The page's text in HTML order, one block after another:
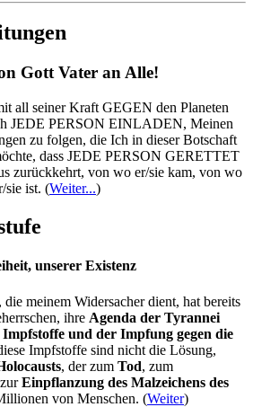
Gott Vater an Alle!
all seiner Kraft GEGEN den Planeten
JEDE PERSON EINLADEN, Meinen
zu folgen, die Ich in dieser Botschaft
dass JEDE PERSON GERETTET
zurückkehrt, von wo er/sie kam, von wo
sie ist. (Weiter...)
unserer Existenz
, die meinem Widersacher dient, hat bereits
ihre Agenda der Tyrannei
Impfstoffe und der Impfung gegen die
Impfstoffe sind nicht die Lösung,
, der zum Tod, zum
Einpflanzung des Malzeichens des
von Menschen. (Weiter)